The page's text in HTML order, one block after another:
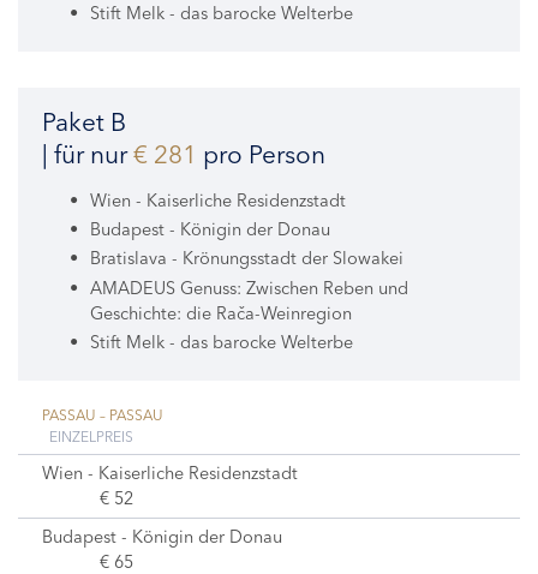
Stift Melk - das barocke Welterbe
Paket B
| für nur€ 281 pro Person
Wien - Kaiserliche Residenzstadt
Budapest - Königin der Donau
Bratislava - Krönungsstadt der Slowakei
AMADEUS Genuss: Zwischen Reben und
Geschichte: die Rača-Weinregion
Stift Melk - das barocke Welterbe
PASSAU – PASSAU
EINZELPREIS
Wien - Kaiserliche Residenzstadt
€ 52
Budapest - Königin der Donau
€ 65